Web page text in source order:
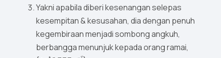
Yakni apabila diberi kesenangan selepas
kesempitan & kesusahan, dia dengan penuh
kegembiraan menjadi sombong angkuh,
berbangga menunjuk kepada orang ramai,